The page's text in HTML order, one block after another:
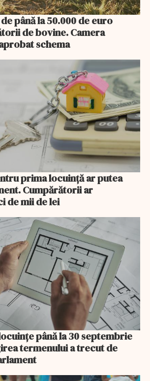
până la 50.000 de euro
de bovine. Camera
schema
prima locuință ar putea
Cumpărătorii ar
de mii de lei
până la 30 septembrie
termenului a trecut de